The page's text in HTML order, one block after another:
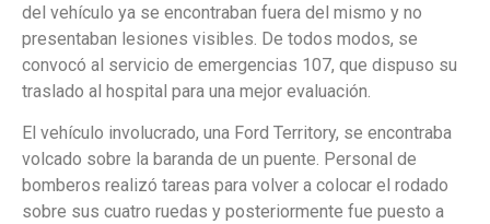
del vehículo ya se encontraban fuera del mismo y no
presentaban lesiones visibles. De todos modos, se
convocó al servicio de emergencias 107, que dispuso su
traslado al hospital para una mejor evaluación.
El vehículo involucrado, una Ford Territory, se encontraba
volcado sobre la baranda de un puente. Personal de
bomberos realizó tareas para volver a colocar el rodado
sobre sus cuatro ruedas y posteriormente fue puesto a